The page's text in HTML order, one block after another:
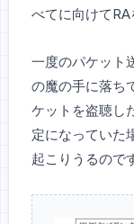
べてに向けてRA
一度のパケット
の魔の手に落ち
ケットを盗聴し
定になっていた
起こりうるので